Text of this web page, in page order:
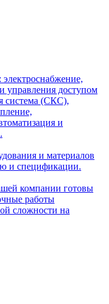
управления доступом
система (СКС),
и
и материалов
и спецификации.
компании готовы
работы
сложности на